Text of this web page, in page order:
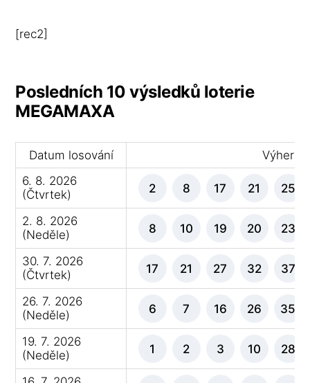
[rec2]
Posledních 10 výsledků loterie
MEGAMAXA
Datum losování
Výherní
6. 8. 2026
(Čtvrtek)
2 8 17 21 25
2. 8. 2026
(Neděle)
8 10 19 20 23
30. 7. 2026
(Čtvrtek)
17 21 27 32 37
26. 7. 2026
(Neděle)
6 7 16 26 35
19. 7. 2026
(Neděle)
1 2 3 10 28